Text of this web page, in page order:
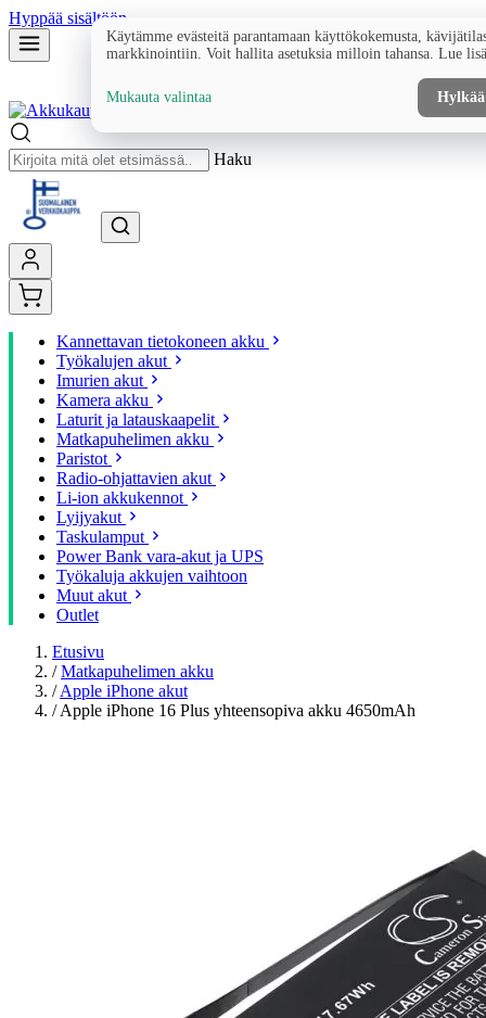
Hyppää sisältöön
Haku
Kannettavan tietokoneen akku
Työkalujen akut
Imurien akut
Kamera akku
Laturit ja latauskaapelit
Matkapuhelimen akku
Paristot
Radio-ohjattavien akut
Li-ion akkukennot
Lyijyakut
Taskulamput
Power Bank vara-akut ja UPS
Työkaluja akkujen vaihtoon
Muut akut
Outlet
Etusivu
/ Matkapuhelimen akku
/ Apple iPhone akut
/ Apple iPhone 16 Plus yhteensopiva akku 4650mAh
Käytämme evästeitä parantamaan käyttökokemusta,
markkinointiin. Voit hallita asetuksia milloin tahansa. Lue
Mukauta valintaa Hylkää